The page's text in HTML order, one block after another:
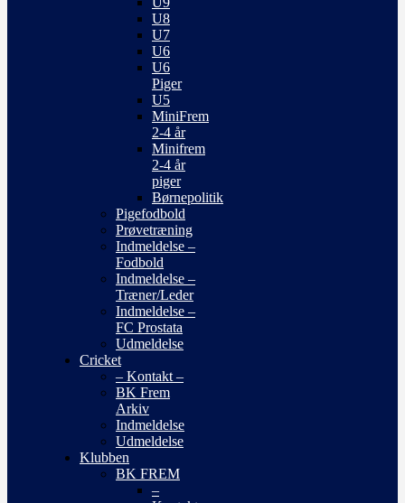
U8
U7
U6
U6
Piger
U5
MiniFrem
2-4 år
Minifrem
2-4 år
piger
Børnepolitik
Pigefodbold
Prøvetræning
Indmeldelse –
Fodbold
Indmeldelse –
Træner/Leder
Indmeldelse –
FC Prostata
Udmeldelse
Cricket
– Kontakt –
BK Frem
Arkiv
Indmeldelse
Udmeldelse
Klubben
BK FREM
–